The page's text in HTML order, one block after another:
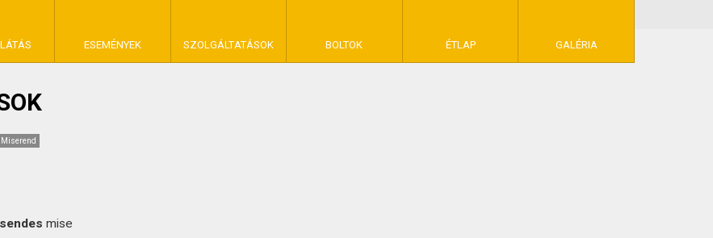
ESEMÉNYEK SZOLGÁLTATÁSOK BOLTOK ÉTLAP GALÉRIA
FELTÉTELEK
VÉMÉND
Miserend
mise